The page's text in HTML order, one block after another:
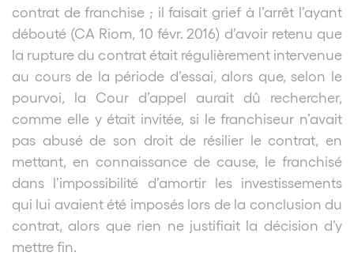
contrat de franchise ; il faisait grief à l’arrêt l’ayant
débouté (CA Riom, 10 févr. 2016) d’avoir retenu que
la rupture du contrat était régulièrement intervenue
au cours de la période d’essai, alors que, selon le
pourvoi, la Cour d’appel aurait dû rechercher,
comme elle y était invitée, si le franchiseur n’avait
pas abusé de son droit de résilier le contrat, en
mettant, en connaissance de cause, le franchisé
dans l’impossibilité d’amortir les investissements
qui lui avaient été imposés lors de la conclusion du
contrat, alors que rien ne justifiait la décision d’y
mettre fin.